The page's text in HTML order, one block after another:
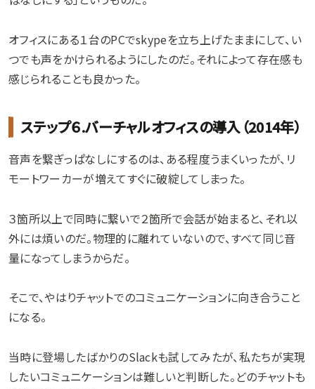
オフィスにある１台のPCでskypeを立ち上げたままにして、い
つでも声をかけられるようにしたのだ。それによって存在感も
感じられることも良かった。
ステップ６.バーチャルオフィスの導入（2014年）
音声を繋ぎっぱなしにするのは、ある程度うまくいったが、リ
モートワーカーが増えてすぐに破綻してしまった。
３箇所以上で同時に繋いで２箇所で会話が始まると、それ以
外には煩いのだ。物理的に離れていないので、すべて同じ音
量になってしまうからだ。
そこで、やはりチャットでのコミュニケーションに向き合うこと
になる。
当時に登場したばかりのSlackも試してみたが、私たちが実現
したいコミュニケーションは難しいと判断した。どのチャットも